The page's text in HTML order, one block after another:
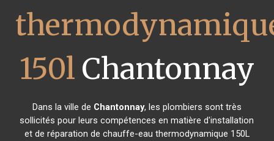
150l Chantonnay
Dans la ville de Chantonnay, les plombiers sont très
sollicités pour leurs compétences en matière d'installation
et de réparation de chauffe-eau thermodynamique 150L